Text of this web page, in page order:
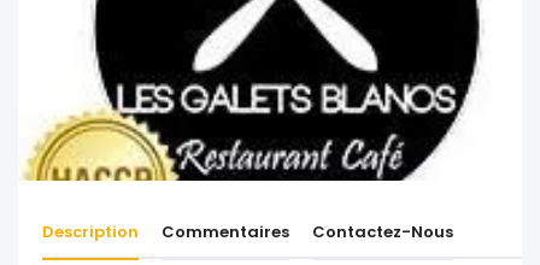
Description Commentaires Contactez-Nous